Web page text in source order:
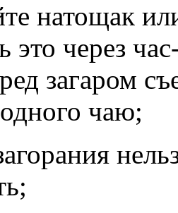
натощак
это через
загаром
чаю;